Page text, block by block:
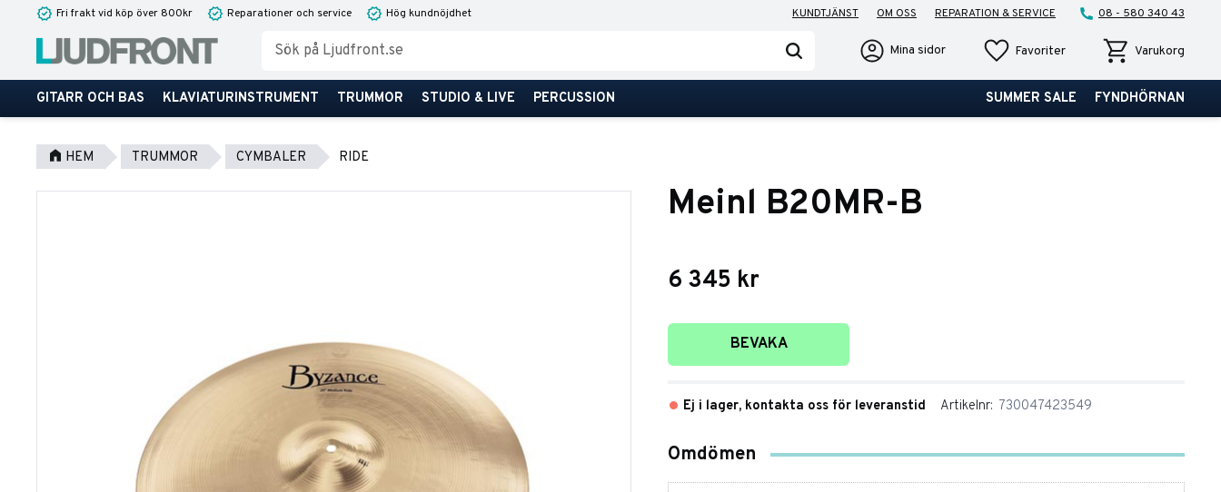
Fri frakt vid köp över 800kr Reparationer och service Hög kundnöjdhet KUNDTJÄNST OM OSS REPARATION & SERVICE 08 - 580 340 43
Mina sidor FavoriterFavoriter KundvagnVarukorg
GITARR OCH BAS KLAVIATURINSTRUMENT TRUMMOR STUDIO & LIVE PERCUSSION SUMMER SALE FYNDHÖRNAN
HEM TRUMMOR CYMBALER RIDE
Meinl B20MR-B
6 345 kr
Lägg till i favoriter
BEVAKA
Ej i lager, kontakta oss för leveranstid Artikelnr 730047423549
Omdömen